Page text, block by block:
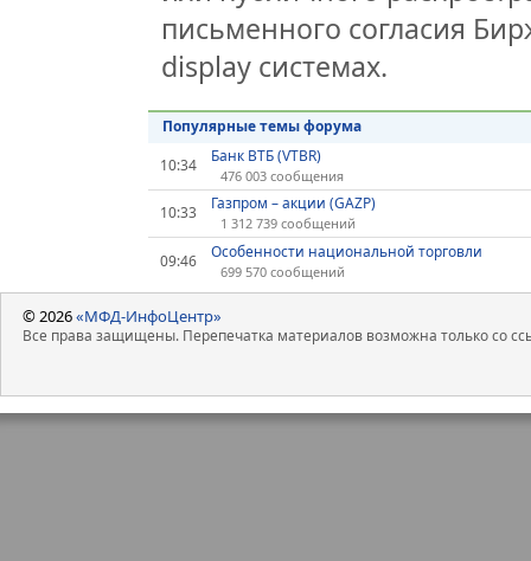
письменного согласия
display системах.
Популярные темы форума
10:34
Банк ВТБ (VTBR)
476 003 сообщения
10:33 Газпром – акции (GAZP)
1 312 739 сообщений
09:46 Особенности национальной торговли
699 570 сообщений
© 2026«МФД-ИнфоЦентр»
Все права защищены. Перепечатка материалов возможна только со